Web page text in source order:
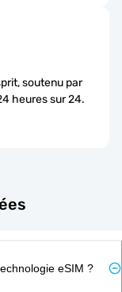
soutenu par
heures sur 24.
eSIM ?